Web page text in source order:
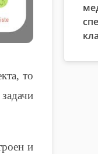
то
и